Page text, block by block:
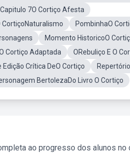
Capitulo 7O Cortiço Afesta
CortiçoNaturalismo PombinhaO
Momento HistoricoO
Cortiço Adaptada
ORebuliço E O
Edição Crítica DeO Cortiço
BertolezaDo Livro O Cortiço
ao progresso dos alunos